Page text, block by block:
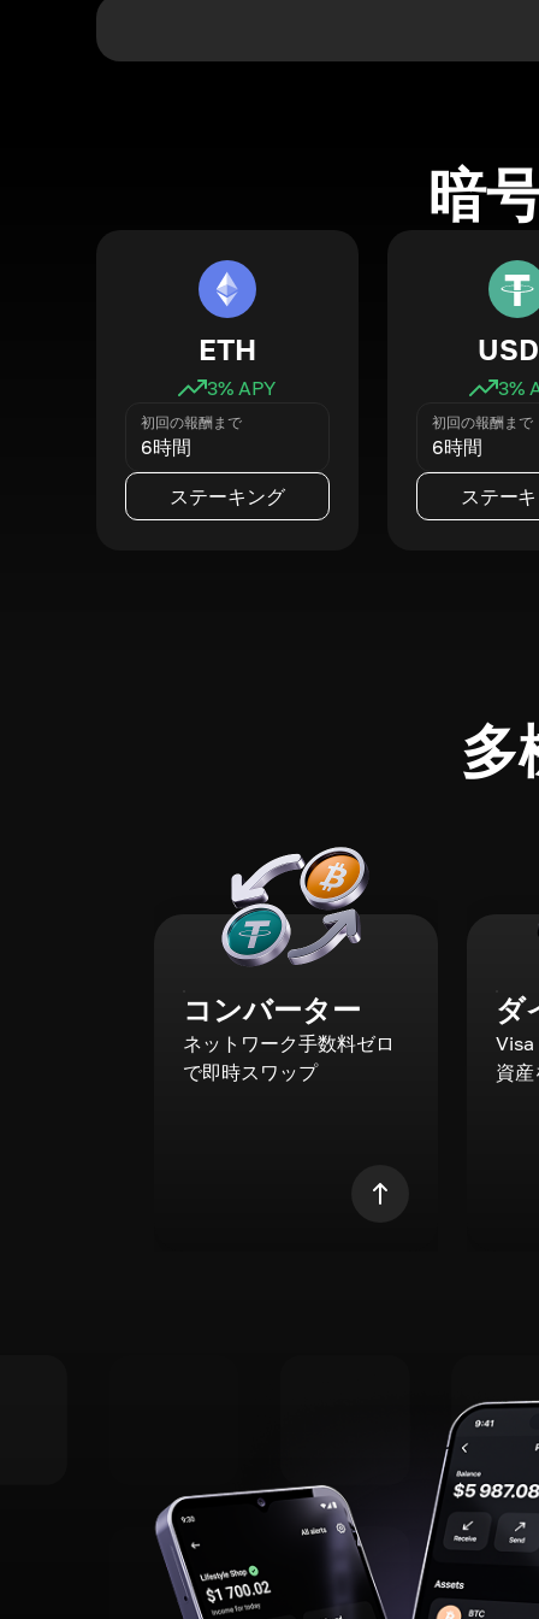
暗
ETH
3% APY
初回の報酬まで
6時間
ステーキング
3%
初回の報酬まで
6時間
ステー
多
コンバーター
ネットワーク手数料ゼロ
で即時スワップ
ダ
資